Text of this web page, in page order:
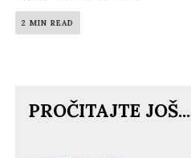
2 MIN READ
PROČITAJTE JOŠ...